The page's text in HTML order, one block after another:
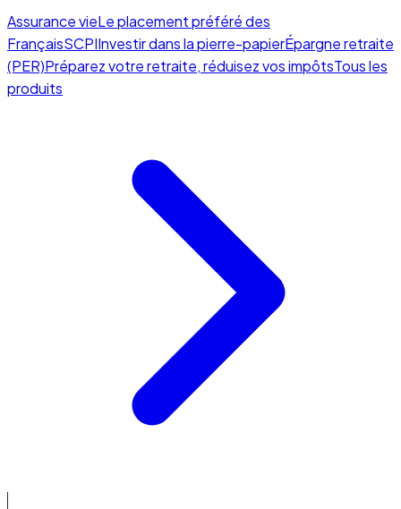
Assurance vieLe placement préféré des
FrançaisSCPIInvestir dans la pierre-papierÉpargne retraite
(PER)Préparez votre retraite, réduisez vos impôtsTous les
produits